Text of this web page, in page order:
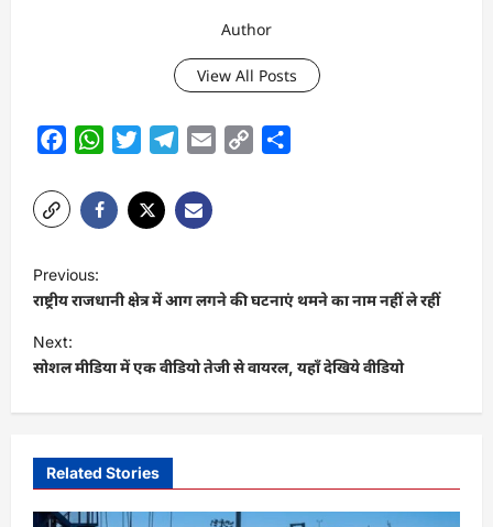
Author
View All Posts
FacebookWhatsAppTwitterTelegram
Email
Copy
o
s
t
v
Previous:
राष्ट्रीय राजधानी क्षेत्र में आग लगने की घटनाएं थमने का नाम नहीं ले रहीं
Next:
सोशल मीडिया में एक वीडियो तेजी से वायरल, यहाँ देखिये वीडियो
Related Stories